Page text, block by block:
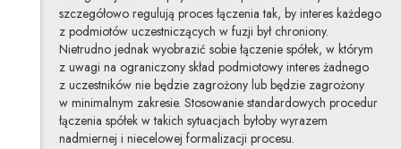
szczegółowo regulują proces łączenia tak, by interes każdego
z podmiotów uczestniczących w fuzji był chroniony.
Nietrudno jednak wyobrazić sobie łączenie spółek, w którym
z uwagi na ograniczony skład podmiotowy interes żadnego
z uczestników nie będzie zagrożony lub będzie zagrożony
w minimalnym zakresie. Stosowanie standardowych procedur
łączenia spółek w takich sytuacjach byłoby wyrazem
nadmiernej i niecelowej formalizacji procesu.